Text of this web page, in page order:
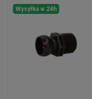
Wysyłka w 24h